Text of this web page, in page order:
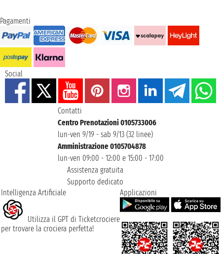
Pagamenti
Social
Contatti
Centro Prenotazioni 0105733006
lun-ven 9/19 - sab 9/13 (32 linee)
Amministrazione 0105704878
lun-ven 09:00 - 12:00 e 15:00 - 17:00
Assistenza gratuita
Supporto dedicato
Intelligenza Artificiale
Utilizza il GPT di Ticketcrociere
per trovare la crociera perfetta!
Applicazioni